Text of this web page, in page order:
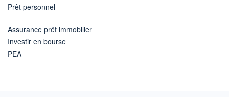
Prêt personnel
Assurance prêt immobilier
Investir en bourse
PEA